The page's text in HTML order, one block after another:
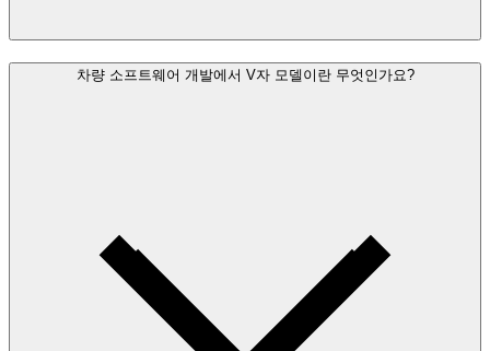
차량 소프트웨어 개발에서 V자 모델이란 무엇인가요?